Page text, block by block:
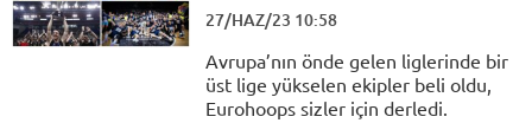
27/HAZ/23 10:58
Avrupa’nın önde gelen liglerinde bir
üst lige yükselen ekipler beli oldu,
Eurohoops sizler için derledi.